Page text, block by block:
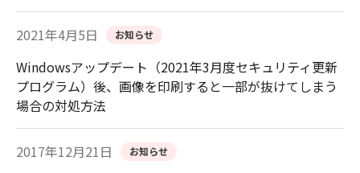
2021年4月5日 お知らせ
Windowsアップデート（2021年3月度セキュリティ更新
プログラム）後、画像を印刷すると一部が抜けてしまう
場合の対処方法
2017年12月21日 お知らせ